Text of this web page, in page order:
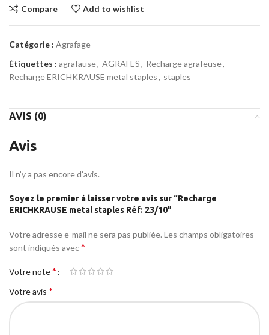
Compare Add to wishlist
Catégorie : Agrafage
Étiquettes : agrafause, AGRAFES, Recharge agrafeuse,
Recharge ERICHKRAUSE metal staples, staples
AVIS (0)
Avis
Il n’y a pas encore d’avis.
Soyez le premier à laisser votre avis sur “Recharge
ERICHKRAUSE metal staples Réf: 23/10”
Votre adresse e-mail ne sera pas publiée. Les champs obligatoires
sont indiqués avec*
Votre note*
Votre avis *